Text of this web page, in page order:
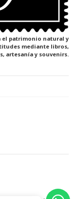
el patrimonio natural y
mediante libros,
artesanía y souvenirs.